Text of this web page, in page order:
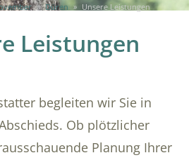
» Düren » Unsere Leistungen
Leistungen
begleiten wir Sie in
Ob plötzlicher
Planung Ihrer